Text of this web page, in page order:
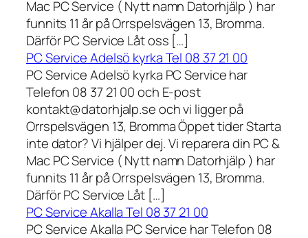
Mac PC Service ( Nytt namn Datorhjälp ) har
funnits 11 år på Orrspelsvägen 13, Bromma.
Därför PC Service Låt oss […]
PC Service Adelsö kyrka Tel 08 37 21 00
PC Service Adelsö kyrka PC Service har
Telefon 08 37 21 00 och E-post
kontakt@datorhjalp.se och vi ligger på
Orrspelsvägen 13, Bromma Öppet tider Starta
inte dator? Vi hjälper dej. Vi reparera din PC &
Mac PC Service ( Nytt namn Datorhjälp ) har
funnits 11 år på Orrspelsvägen 13, Bromma.
Därför PC Service Låt […]
PC Service Akalla Tel 08 37 21 00
PC Service Akalla PC Service har Telefon 08